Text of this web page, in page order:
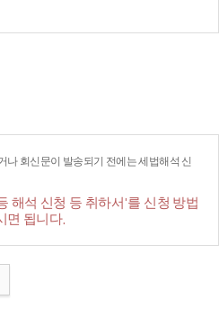
나 회신문이 발송되기 전에는 세법해석 신
해석 신청 등 취하서'를 신청 방법
면 됩니다.